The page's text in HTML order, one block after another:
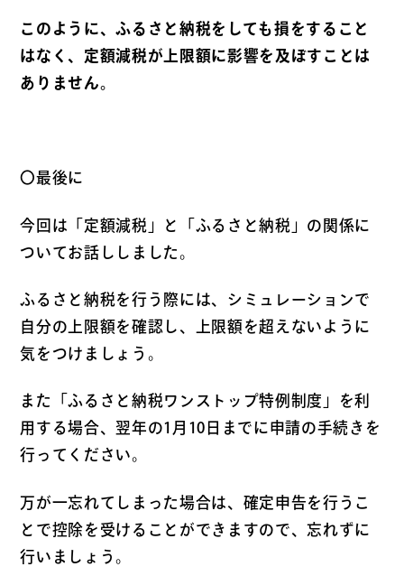
このように、ふるさと納税をしても損をすること
はなく、定額減税が上限額に影響を及ぼすことは
ありません。
〇最後に
今回は「定額減税」と「ふるさと納税」の関係に
ついてお話ししました。
ふるさと納税を行う際には、シミュレーションで
自分の上限額を確認し、上限額を超えないように
気をつけましょう。
また「ふるさと納税ワンストップ特例制度」を利
用する場合、翌年の1月10日までに申請の手続きを
行ってください。
万が一忘れてしまった場合は、確定申告を行うこ
とで控除を受けることができますので、忘れずに
行いましょう。